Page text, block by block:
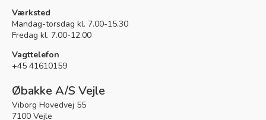
Værksted
Mandag-torsdag kl. 7.00-15.30
Fredag kl. 7.00-12.00
Vagttelefon
+45 41610159
Øbakke A/S Vejle
Viborg Hovedvej 55
7100 Vejle